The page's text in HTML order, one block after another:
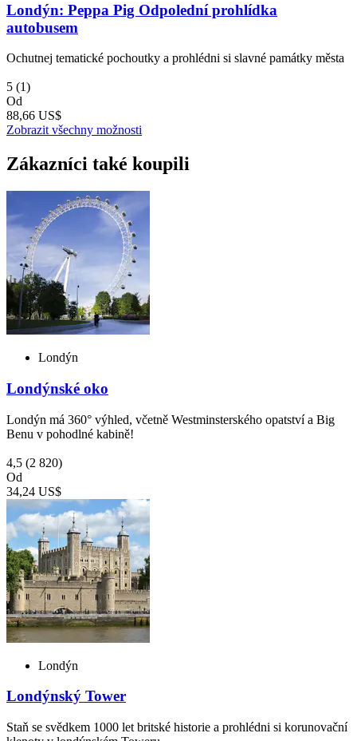
Londýn: Peppa Pig Odpolední prohlídka
autobusem
Ochutnej tematické pochoutky a prohlédni si slavné památky města
5 (1)
Od
88,66 US$
Zobrazit všechny možnosti
Zákazníci také koupili
Londýn
Londýnské oko
Londýn má 360° výhled, včetně Westminsterského opatství a Big
Benu v pohodlné kabině!
4,5 (2 820)
Od
34,24 US$
Londýn
Londýnský Tower
Staň se svědkem 1000 let britské historie a prohlédni si korunovační